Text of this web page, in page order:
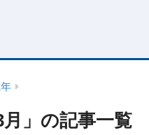
月」の記事一覧